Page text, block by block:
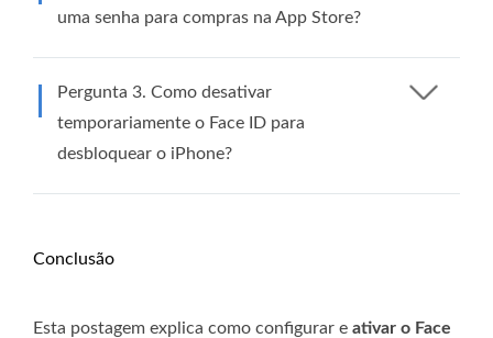
uma senha para compras na App Store?
Pergunta 3. Como desativar
temporariamente o Face ID para
desbloquear o iPhone?
Conclusão
Esta postagem explica como configurar e ativar o Face